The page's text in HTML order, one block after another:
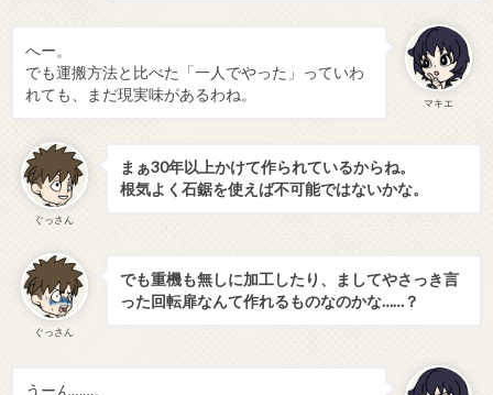
マキエ
へー。
でも運搬方法と比べた「一人でやった」っていわ
れても、まだ現実味があるわね。
ぐっさん
まぁ30年以上かけて作られているからね。
根気よく石鋸を使えば不可能ではないかな。
ぐっさん
でも重機も無しに加工したり、ましてやさっき言
った回転扉なんて作れるものなのかな……？
うーん……。